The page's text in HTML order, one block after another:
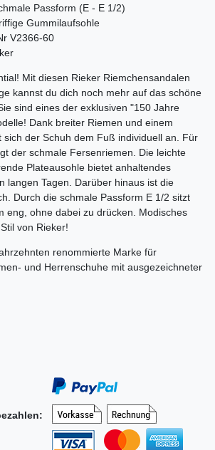
Passform (E - E 1/2)
Gummilaufsohle
V2366-60
Mit diesen Rieker Riemchensandalen
kannst du dich noch mehr auf das schöne
sind eines der exklusiven "150 Jahre
Dank breiter Riemen und einem
sich der Schuh dem Fuß individuell an. Für
der schmale Fersenriemen. Die leichte
Plateausohle bietet anhaltendes
langen Tagen. Darüber hinaus ist die
Durch die schmale Passform E 1/2 sitzt
eng, ohne dabei zu drücken. Modisches
von Rieker!
renommierte Marke für
und Herrenschuhe mit ausgezeichneter